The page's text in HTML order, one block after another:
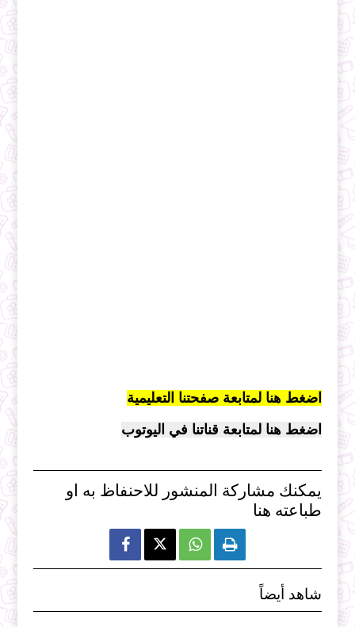
اضغط هنا لمتابعة صفحتنا التعليمية
اضغط هنا لمتابعة قناتنا في اليوتوب
يمكنك مشاركة المنشور للاحنفاظ به او
طباعته هنا
  
شاهد أيضاً